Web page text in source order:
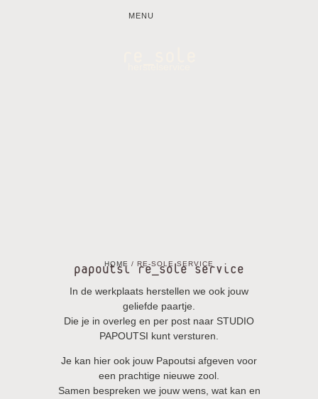
MENU
HOME / RE-SOLE SERVICE
papoutsi re_sole service
In de werkplaats herstellen we ook jouw
geliefde paartje.
Die je in overleg en per post naar STUDIO
PAPOUTSI kunt versturen.
Je kan hier ook jouw Papoutsi afgeven voor
een prachtige nieuwe zool.
Samen bespreken we jouw wens, wat kan en